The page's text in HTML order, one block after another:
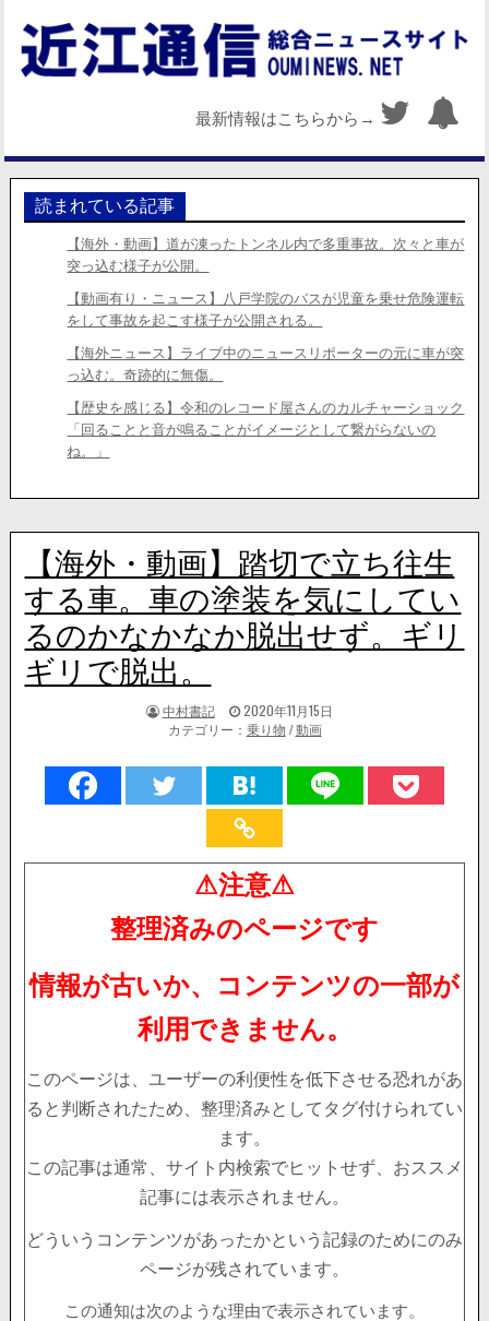
最新情報はこちらから→
読まれている記事
【海外・動画】道が凍ったトンネル内で多重事故。次々と車が
突っ込む様子が公開。
【動画有り・ニュース】八戸学院のバスが児童を乗せ危険運転
をして事故を起こす様子が公開される。
【海外ニュース】ライブ中のニュースリポーターの元に車が突
っ込む。奇跡的に無傷。
【歴史を感じる】令和のレコード屋さんのカルチャーショック
「回ることと音が鳴ることがイメージとして繋がらないの
ね。」
【海外・動画】踏切で立ち往生
する車。車の塗装を気にしてい
るのかなかなか脱出せず。ギリ
ギリで脱出。
著
者:
中村書記
掲
載
2020年11月15日
カテゴリー： 乗り物 /動画
⚠注意⚠
整理済みのページです
情報が古いか、コンテンツの一部が
利用できません。
このページは、ユーザーの利便性を低下させる恐れがあ
ると判断されたため、整理済みとしてタグ付けられてい
ます。
この記事は通常、サイト内検索でヒットせず、おススメ
記事には表示されません。
どういうコンテンツがあったかという記録のためにのみ
ページが残されています。
この通知は次のような理由で表示されています。